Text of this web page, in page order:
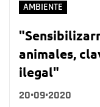
AMBIENTE
animales,
ilegal"
20•09•2020